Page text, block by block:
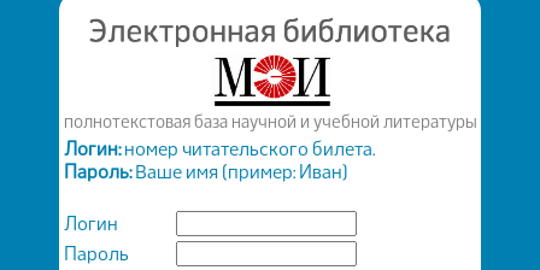
полнотекстовая база научной и учебной литературы
Логин:номер читательского билета.
Пароль:Ваше имя (пример: Иван)
Логин
Пароль